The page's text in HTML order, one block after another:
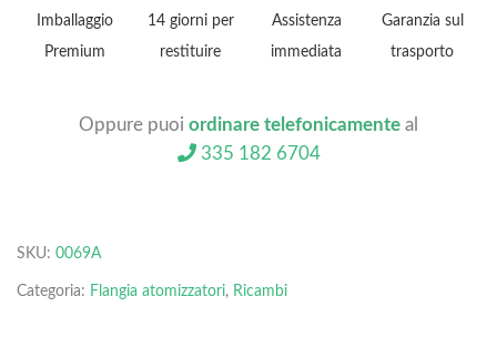
Imballaggio
Premium
14 giorni per
restituire
Assistenza
immediata
Garanzia sul
trasporto
Oppure puoi ordinare telefonicamente al
335 182 6704
SKU: 0069A
Categoria: Flangia atomizzatori, Ricambi